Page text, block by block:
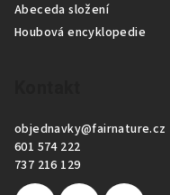
Abeceda složení
Houbová encyklopedie
objednavky@fairnature.cz
601 574 222
737 216 129